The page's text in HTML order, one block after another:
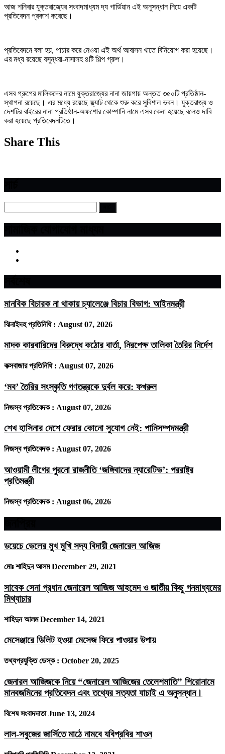
আজ শনিবার যুক্তরাজ্যের সংবাদমাধ্যম দ্য গার্ডিয়ান এই অনুসন্ধান নিয়ে একটি
প্রতিবেদন প্রকাশ করেছে।
প্রতিবেদনে বলা হয়, পাচার করে নেওয়া এই অর্থ আবাসন খাতে বিনিয়োগ করা হয়েছে।
এর মধ্য রয়েছে বসুন্ধরা-নাসাসহ ৪টি শিল্প গ্রুপ।
এসব গ্রুপের মালিকদের নামে যুক্তরাজ্যের নানা জায়গায় অন্তত ৩৫০টি প্রতিষ্ঠান-
স্থাপনা রয়েছে। এর মধ্যে রয়েছে ফ্ল্যাট থেকে শুরু করে সুবিশাল ভবন। যুক্তরাজ্য ও
দেশটির বাইরের নানা প্রতিষ্ঠান-অফশোর কোম্পানি নামে এসব কেনা হয়েছে বলেও দাবি
করা হয়েছে প্রতিবেদনটিতে।
Share This
মানবিক বিচারক না থাকায় চ্যালেঞ্জে বিচার বিভাগ: আইনমন্ত্রী
ঝিনাইদহ প্রতিনিধি : August 07, 2026
মাদক কারবারিদের বিরুদ্ধে কঠোর বার্তা, নিরপেক্ষ তালিকা তৈরির নির্দেশ
কক্সবাজার প্রতিনিধি : August 07, 2026
‘মব’ তৈরির সংস্কৃতি গণতন্ত্রকে দুর্বল করে: ফখরুল
নিজস্ব প্রতিবেদক : August 07, 2026
শেখ হাসিনার দেশে ফেরার কোনো সুযোগ নেই: পানিসম্পদমন্ত্রী
নিজস্ব প্রতিবেদক : August 07, 2026
আওয়ামী লীগের পুরনো রাজনীতি ‘জঙ্গিবাদের ন্যারেটিভ’: পররাষ্ট্র
প্রতিমন্ত্রী
নিজস্ব প্রতিবেদক : August 06, 2026
ডয়েচে ভেলের মুখ মুখি সদ্য বিদায়ী জেনারেল আজিজ
মোঃ শাহিদুন আলমDecember 29, 2021
সাবেক সেনা প্রধান জেনারেল আজিজ আহমেদ ও জাতীয় কিছু গনমাধ্যমের
মিথ্যাচার
শাহিদুন আলমDecember 14, 2021
মেসেঞ্জারে ডিলিট হওয়া মেসেজ ফিরে পাওয়ার উপায়
তথ্যপ্রযুক্তি ডেস্ক : October 20, 2025
জেনারল আজিজকে নিয়ে “জেনারেল আজিজের তেলেশমাতি” শিরোনামে
মানবজমিনের প্রতিবেদন এবং তথ্যের সত্যতা যাচাই এ অনুসন্ধান।
বিশেষ সংবাদদাতাJune 13, 2024
লাল-সবুজের জার্সিতে মাঠে নামবে যবিপ্রবির শাওন